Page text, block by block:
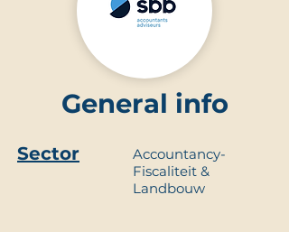
General info
Sector
Accountancy-
Fiscaliteit &
Landbouw